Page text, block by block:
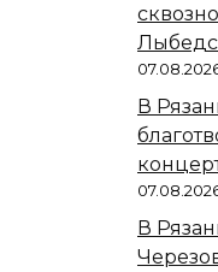
В
В